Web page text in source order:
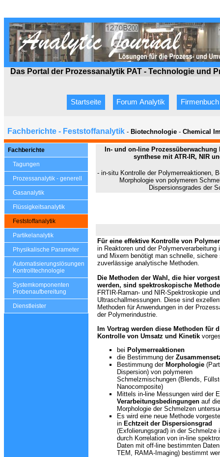
Das Portal der Prozessanalytik PAT - Technologie und
Startseite Forum Analytik Firmenbuch
Fachberichte - Feststoffanalytik - Biotechnologie - Chemical
Fachberichte
Tagungen
Prozessanalytik - generell
Gasanalytik
Flüssigkeitsanalytik
Feststoffanalytik
Partikelanalytik
Physikalische Parameter
Automatisierungslösungen
Kontrolltechnologie
Systemkomponenten
Probenaufbereitung
Dienstleister
In- und on-line
synthese mit ATR-IR, NIR
- in-situ Kontrolle der Polymerreaktionen,
Morphologie von polymeren
Dispersionsgrades der
Für eine effektive Kontrolle von
in Reaktoren und der Polymerverarbeitung
und Mixern benötigt man schnelle, sichere
zuverlässige analytische Methoden.
Die Methoden der Wahl, die hier
werden, sind spektroskopische
FRTIR-Raman- und NIR-Spektroskopie und
Ultraschallmessungen. Diese sind
Methoden für Anwendungen in der
der Polymerindustrie.
Im Vortrag werden diese Methoden für
Kontrolle von Umsatz und Kinetik
bei Polymerreaktionen
die Bestimmung der
Bestimmung der Morphologie
Dispersion) von polymeren
Schmelzmischungen (Blends,
Nanocomposite)
Mittels in-line Messungen wird der
Verarbeitungsbedingungen auf die
Morphologie der Schmelzen
Es wird eine neue Methode
in Echtzeit der Dispersionsgrad
(Exfolierungsgrad) in der Schmelze
durch Korrelation von in-line
Daten mit off-line bestimmten
TEM, RAMA-Imaging) bestimmt